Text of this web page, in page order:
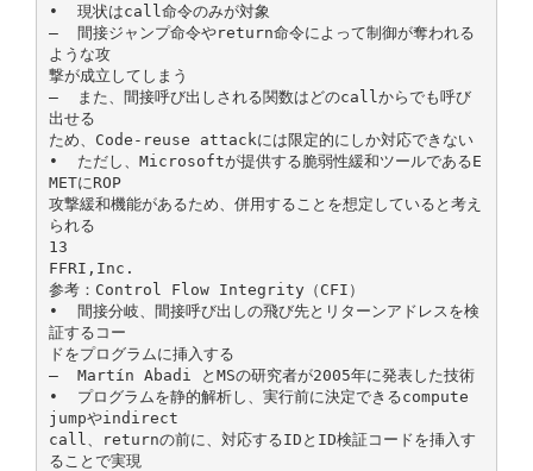
• 現状はcall命令のみが対象
– 間接ジャンプ命令やreturn命令によって制御が奪われる
ような攻
撃が成立してしまう
– また、間接呼び出しされる関数はどのcallからでも呼び
出せる
ため、Code-reuse attackには限定的にしか対応できない
• ただし、Microsoftが提供する脆弱性緩和ツールであるE
METにROP
攻撃緩和機能があるため、併用することを想定していると考え
られる
13
FFRI,Inc.
参考：Control Flow Integrity（CFI）
• 間接分岐、間接呼び出しの飛び先とリターンアドレスを検
証するコー
ドをプログラムに挿入する
– Martín Abadi とMSの研究者が2005年に発表した技術
• プログラムを静的解析し、実行前に決定できるcompute
jumpやindirect
call、returnの前に、対応するIDとID検証コードを挿入す
ることで実現